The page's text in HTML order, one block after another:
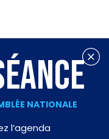
NATIONALE
l’agenda